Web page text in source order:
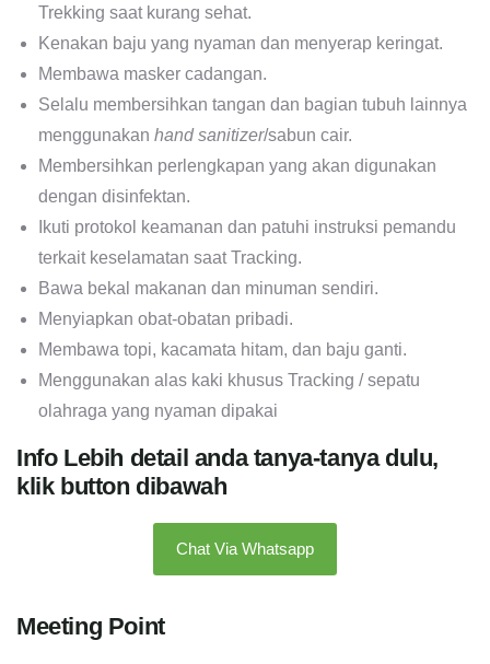
Trekking saat kurang sehat.
Kenakan baju yang nyaman dan menyerap keringat.
Membawa masker cadangan.
Selalu membersihkan tangan dan bagian tubuh lainnya
menggunakan hand sanitizer/sabun cair.
Membersihkan perlengkapan yang akan digunakan
dengan disinfektan.
Ikuti protokol keamanan dan patuhi instruksi pemandu
terkait keselamatan saat Tracking.
Bawa bekal makanan dan minuman sendiri.
Menyiapkan obat-obatan pribadi.
Membawa topi, kacamata hitam, dan baju ganti.
Menggunakan alas kaki khusus Tracking / sepatu
olahraga yang nyaman dipakai
Info Lebih detail anda tanya-tanya dulu,
klik button dibawah
Chat Via Whatsapp
Meeting Point